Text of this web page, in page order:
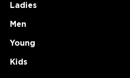
Ladies
Men
Young
Kids